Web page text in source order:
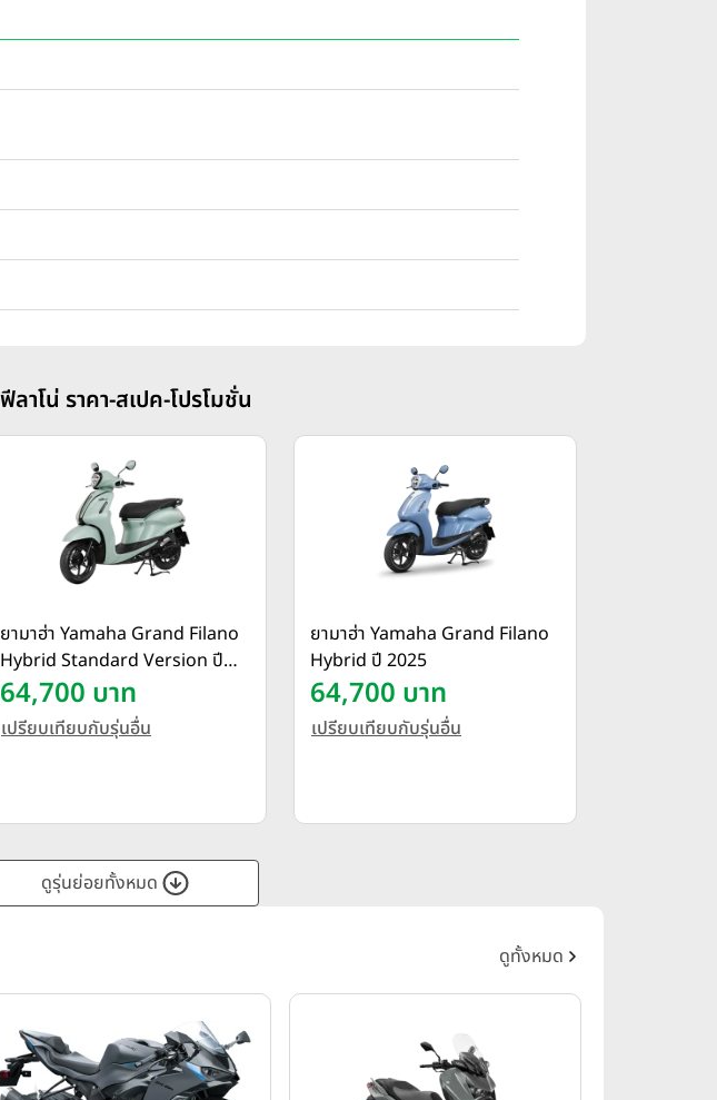
โน่ ราคา-สเปค-โปรโมชั่น
ยามาฮ่า Yamaha Grand Filano
Hybrid Standard Version ปี
2026
64,700 บาท
เปรียบเทียบกับรุ่นอื่น
ยามาฮ่า Yamaha Grand Filano
Hybrid ปี 2025
64,700 บาท
เปรียบเทียบกับรุ่นอื่น
ดูรุ่นย่อยทั้งหมด
ดูทั้งหมด